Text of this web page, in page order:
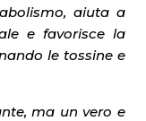
aiuta a
e favorisce la
le tossine e
ma un vero e